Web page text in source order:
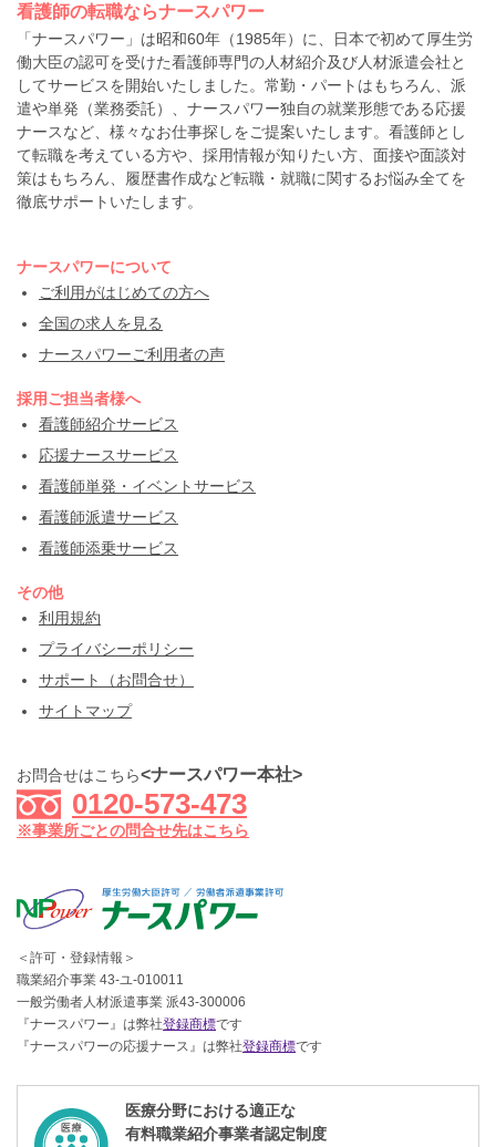
看護師の転職ならナースパワー
「ナースパワー」は昭和60年（1985年）に、日本で初めて厚生労
働大臣の認可を受けた看護師専門の人材紹介及び人材派遣会社と
してサービスを開始いたしました。常勤・パートはもちろん、派
遣や単発（業務委託）、ナースパワー独自の就業形態である応援
ナースなど、様々なお仕事探しをご提案いたします。看護師とし
て転職を考えている方や、採用情報が知りたい方、面接や面談対
策はもちろん、履歴書作成など転職・就職に関するお悩み全てを
徹底サポートいたします。
ナースパワーについて
ご利用がはじめての方へ
全国の求人を見る
ナースパワーご利用者の声
採用ご担当者様へ
看護師紹介サービス
応援ナースサービス
看護師単発・イベントサービス
看護師派遣サービス
看護師添乗サービス
その他
利用規約
プライバシーポリシー
サポート（お問合せ）
サイトマップ
お問合せはこちら<ナースパワー本社>
0120-573-473
※事業所ごとの問合せ先はこちら
＜許可・登録情報＞
職業紹介事業 43-ユ-010011
一般労働者人材派遣事業 派43-300006
『ナースパワー』は弊社登録商標です
『ナースパワーの応援ナース』は弊社登録商標です
医療分野における適正な
有料職業紹介事業者認定制度